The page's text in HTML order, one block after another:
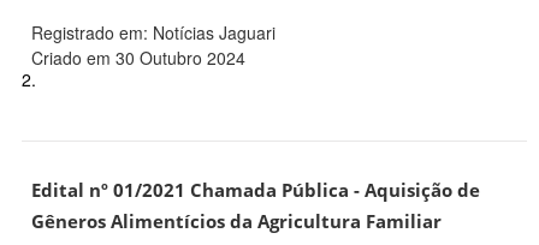
Registrado em: Notícias Jaguari
Criado em 30 Outubro 2024
2.
Edital nº 01/2021 Chamada Pública - Aquisição de
Gêneros Alimentícios da Agricultura Familiar